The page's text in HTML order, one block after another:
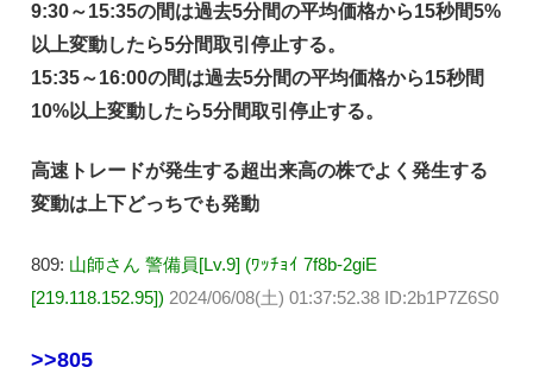
9:30～15:35の間は過去5分間の平均価格から15秒間5%
以上変動したら5分間取引停止する。
15:35～16:00の間は過去5分間の平均価格から15秒間
10%以上変動したら5分間取引停止する。
高速トレードが発生する超出来高の株でよく発生する
変動は上下どっちでも発動
809: 山師さん 警備員[Lv.9] (ﾜｯﾁｮｲ 7f8b-2giE
[219.118.152.95]) 2024/06/08(土) 01:37:52.38 ID:2b1P7Z6S0
>>805